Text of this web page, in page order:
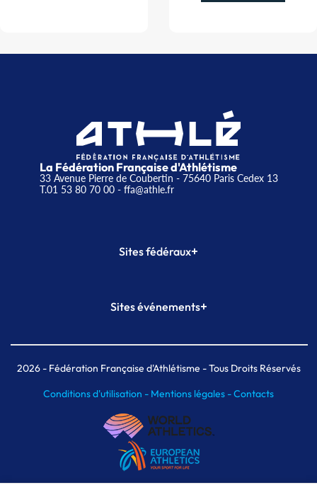
La Fédération Française d'Athlétisme
33 Avenue Pierre de Coubertin - 75640 Paris Cedex 13
T.01 53 80 70 00- ffa@athle.fr
Sites fédéraux+
Plateforme Formation
Sites événements+
Meeting de Paris indoor
MAIF Ekiden de Paris
2026- Fédération Française d'Athlétisme - Tous Droits Réservés
Conditions d'utilisation - Mentions légales -Contacts